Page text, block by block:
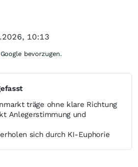
träge ohne klare Richtung
Anlegerstimmung und
sich durch KI-Euphorie
10:13
Google bevorzugen.